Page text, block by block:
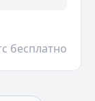
бесплатно